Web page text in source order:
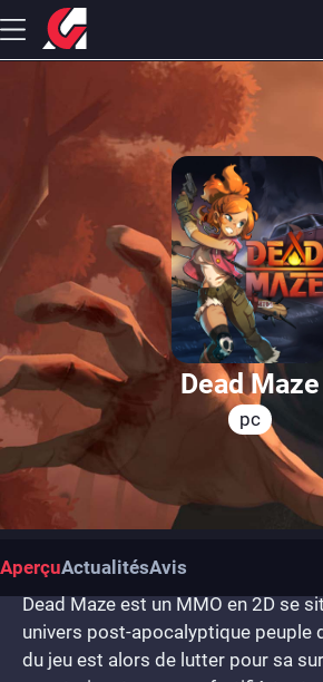
Dead Maze
pc
AperçuActualitésAvis
Dead Maze est un MMO en 2D se
univers post-apocalyptique peuple
du jeu est alors de lutter pour sa